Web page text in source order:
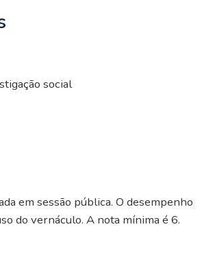
social
em sessão pública. O desempenho
do vernáculo. A nota mínima é 6.